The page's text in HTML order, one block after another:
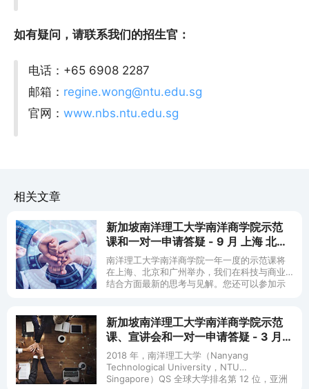
如有疑问，请联系我们的招生官：
电话：+65 6908 2287
邮箱： regine.wong@ntu.edu.sg
官网：www.nbs.ntu.edu.sg
相关文章
新加坡南洋理工大学南洋商学院示范
课和一对一申请答疑 - 9 月 上海 北京
广州
南洋理工大学南洋商学院一年一度的示范课将
在上海、北京和广州举办，我们在科技与商业
结合方面最新的思考与见解。您还可以参加示
新加坡南洋理工大学南洋商学院示范
课、宣讲会和一对一申请答疑 - 3 月
北京 上海
2018 年，南洋理工大学（Nanyang
Technological University，NTU
Singapore）QS 全球大学排名第 12 位，亚洲